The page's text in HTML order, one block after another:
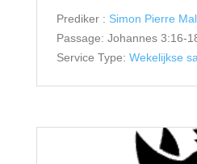
Prediker : Simon Pierre
Passage: Johannes 3:16-
Service Type: Wekelijkse